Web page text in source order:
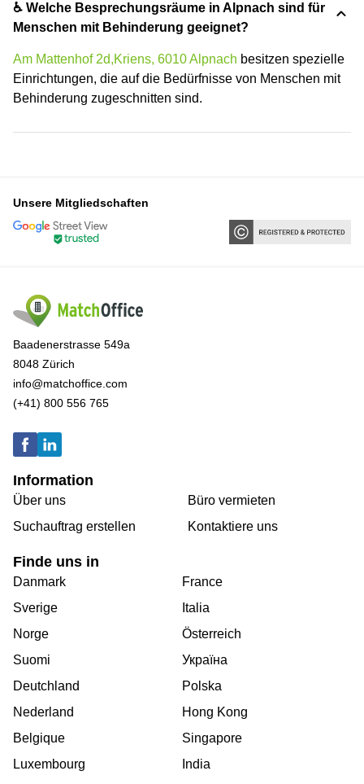
♿ Welche Besprechungsräume in Alpnach sind für
Menschen mit Behinderung geeignet?
Am Mattenhof 2d,Kriens, 6010 Alpnach besitzen spezielle
Einrichtungen, die auf die Bedürfnisse von Menschen mit
Behinderung zugeschnitten sind.
Unsere Mitgliedschaften
Baadenerstrasse 549a
8048 Zürich
info@matchoffice.com
(+41) 800 556 765
Information
Über uns
Suchauftrag erstellen
Büro vermieten
Kontaktiere uns
Finde uns in
Danmark
Sverige
Norge
Suomi
Deutchland
Nederland
Belgique
Luxembourg
France
Italia
Österreich
Україна
Polska
Hong Kong
Singapore
India